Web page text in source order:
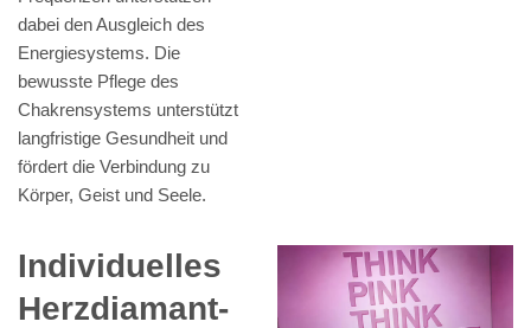
dabei den Ausgleich des
Energiesystems. Die
bewusste Pflege des
Chakrensystems unterstützt
langfristige Gesundheit und
fördert die Verbindung zu
Körper, Geist und Seele.
Individuelles
Herzdiamant-